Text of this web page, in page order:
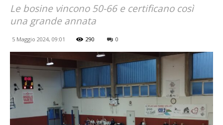
Le bosine vincono 50-66 e certificano così
una grande annata
5 Maggio 2024, 09:01 290 0